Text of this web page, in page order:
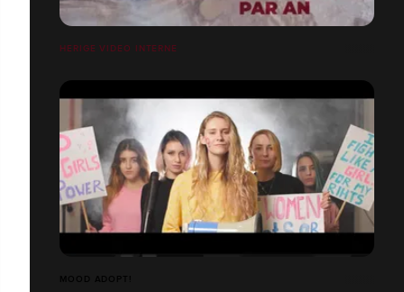
HERIGE VIDEO INTERNE
MOOD ADOPT!